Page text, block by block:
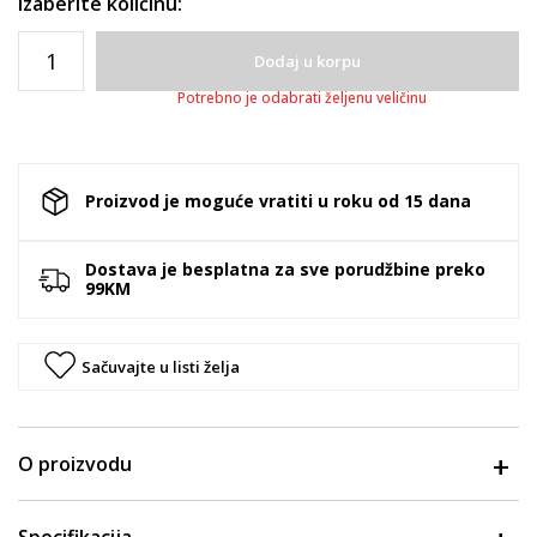
Dodaj u korpu
Potrebno je odabrati željenu veličinu
Proizvod je moguće vratiti u roku od 15 dana
Dostava je besplatna za sve porudžbine preko
99KM
Sačuvajte u listi želja
O proizvodu